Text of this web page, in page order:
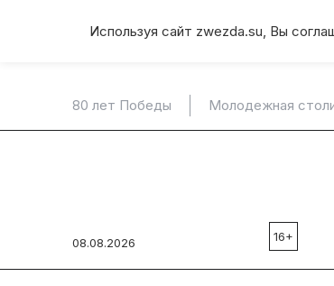
Используя сайт zwezda.su, Вы
80 лет Победы Молодежная
08.08.2026 16+